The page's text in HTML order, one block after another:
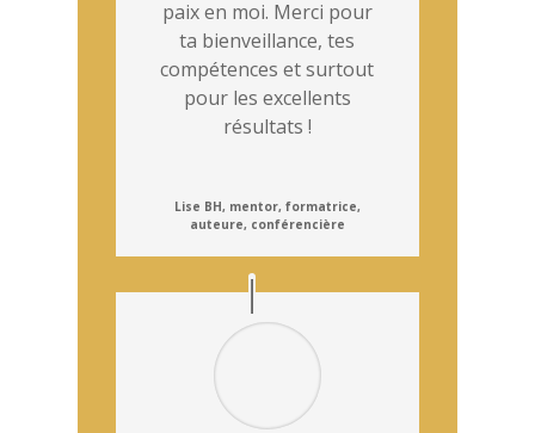
paix en moi. Merci pour
ta bienveillance, tes
compétences et surtout
pour les excellents
résultats !
Lise BH, mentor, formatrice,
auteure, conférencière